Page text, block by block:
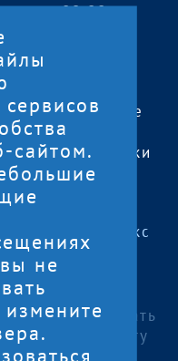
— чт:09:00 —
09:00 — 17:00
с 13:00 до
вс— выходные
Республики
— «
Артлекс
cookies для
использовать
на работу
сайтом.
не